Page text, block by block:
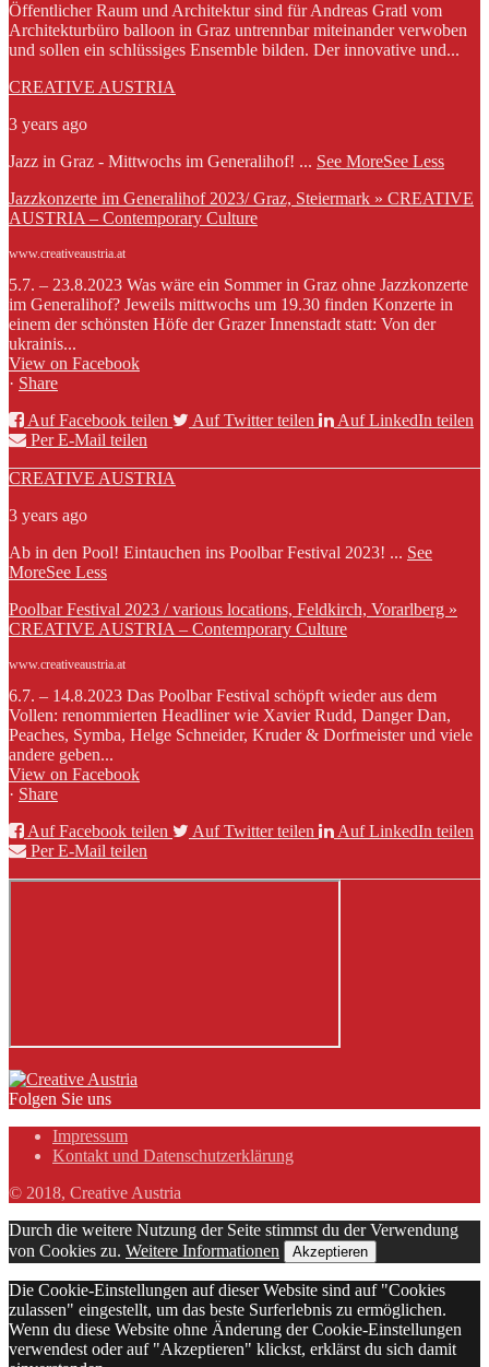
Öffentlicher Raum und Architektur sind für Andreas Gratl vom
Architekturbüro balloon in Graz untrennbar miteinander verwoben
und sollen ein schlüssiges Ensemble bilden. Der innovative und...
CREATIVE AUSTRIA
3 years ago
Jazz in Graz - Mittwochs im Generalihof! ... See MoreSee Less
Jazzkonzerte im Generalihof 2023/ Graz, Steiermark » CREATIVE
AUSTRIA – Contemporary Culture
www.creativeaustria.at
5.7. – 23.8.2023 Was wäre ein Sommer in Graz ohne Jazzkonzerte
im Generalihof? Jeweils mittwochs um 19.30 finden Konzerte in
einem der schönsten Höfe der Grazer Innenstadt statt: Von der
ukrainis...
View on Facebook
· Share
Auf Facebook teilen
Auf Twitter teilen
Auf LinkedIn teilen
Per E-Mail teilen
CREATIVE AUSTRIA
3 years ago
Ab in den Pool! Eintauchen ins Poolbar Festival 2023! ... See
MoreSee Less
Poolbar Festival 2023 / various locations, Feldkirch, Vorarlberg »
CREATIVE AUSTRIA – Contemporary Culture
www.creativeaustria.at
6.7. – 14.8.2023 Das Poolbar Festival schöpft wieder aus dem
Vollen: renommierten Headliner wie Xavier Rudd, Danger Dan,
Peaches, Symba, Helge Schneider, Kruder & Dorfmeister und viele
andere geben...
View on Facebook
· Share
Auf Facebook teilen
Auf Twitter teilen
Auf LinkedIn teilen
Per E-Mail teilen
Folgen Sie uns
Impressum
Kontakt und Datenschutzerklärung
© 2018, Creative Austria
Durch die weitere Nutzung der Seite stimmst du der Verwendung
von Cookies zu. Weitere Informationen Akzeptieren
Die Cookie-Einstellungen auf dieser Website sind auf "Cookies
zulassen" eingestellt, um das beste Surferlebnis zu ermöglichen.
Wenn du diese Website ohne Änderung der Cookie-Einstellungen
verwendest oder auf "Akzeptieren" klickst, erklärst du sich damit